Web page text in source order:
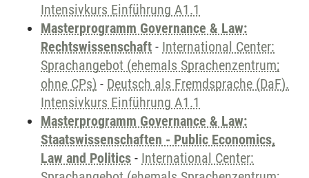
Intensivkurs Einführung A1.1
Masterprogramm Governance & Law:
Rechtswissenschaft - International Center:
Sprachangebot (ehemals Sprachenzentrum;
ohne CPs) - Deutsch als Fremdsprache (DaF).
Intensivkurs Einführung A1.1
Masterprogramm Governance & Law:
Staatswissenschaften - Public Economics,
Law and Politics - International Center: